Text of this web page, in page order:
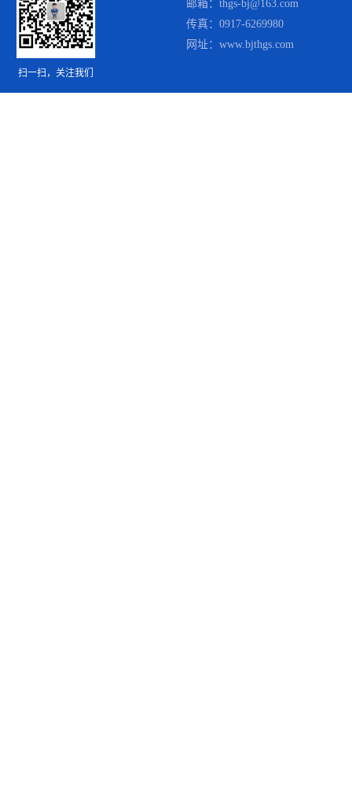
扫一扫，关注我们
邮箱：thgs-bj@163.com
传真：0917-6269980
网址：www.bjthgs.com